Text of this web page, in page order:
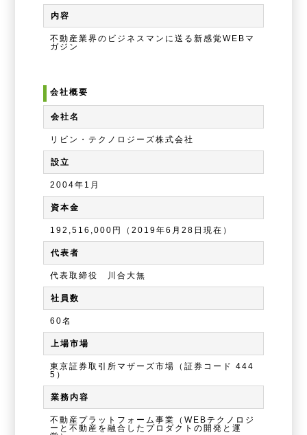
内容
不動産業界のビジネスマンに送る新感覚WEBマ
ガジン
会社概要
会社名
リビン・テクノロジーズ株式会社
設立
2004年1月
資本金
192,516,000円（2019年6月28日現在）
代表者
代表取締役 川合大無
社員数
60名
上場市場
東京証券取引所マザーズ市場（証券コード 444
5）
業務内容
不動産プラットフォーム事業（WEBテクノロジ
ーと不動産を融合したプロダクトの開発と運